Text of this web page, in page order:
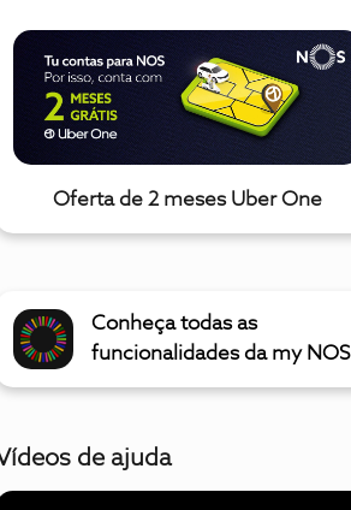
Oferta de 2 meses Uber One
Conheça todas as
funcionalidades da my NOS
de ajuda